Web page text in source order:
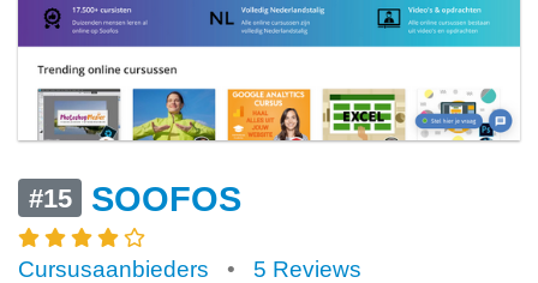
#15 SOOFOS
Cursusaanbieders • 5 Reviews